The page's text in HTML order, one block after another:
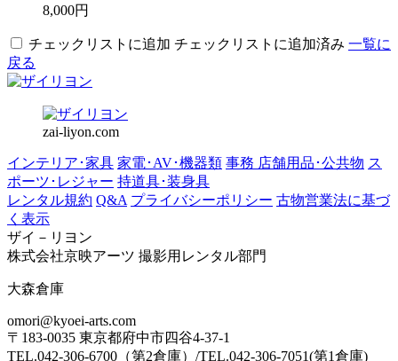
8,000円
チェックリストに追加 チェックリストに追加済み 一覧に
戻る
zai-liyon.com
インテリア･家具 家電･AV･機器類 事務 店舗用品･公共物 ス
ポーツ･レジャー 持道具･装身具
レンタル規約 Q&A プライバシーポリシー 古物営業法に基づ
く表示
ザイ－リヨン
株式会社京映アーツ 撮影用レンタル部門
大森倉庫
omori@kyoei-arts.com
〒183-0035 東京都府中市四谷4-37-1
TEL.042-306-6700（第2倉庫）/TEL.042-306-7051(第1倉庫)